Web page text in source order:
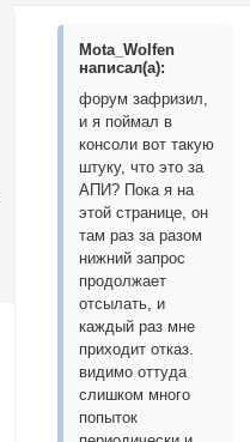
Mota_Wolfen
написал(а):
форум зафризил,
и я поймал в
консоли вот такую
штуку, что это за
АПИ? Пока я на
этой странице, он
там раз за разом
нижний запрос
продолжает
отсылать, и
каждый раз мне
приходит отказ.
видимо оттуда
слишком много
попыток